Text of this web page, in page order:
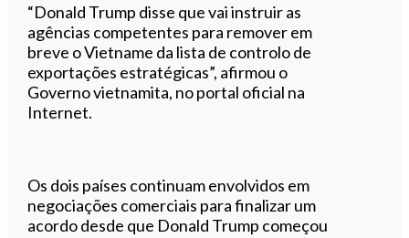
“Donald Trump disse que vai instruir as
agências competentes para remover em
breve o Vietname da lista de controlo de
exportações estratégicas”, afirmou o
Governo vietnamita, no portal oficial na
Internet.
Os dois países continuam envolvidos em
negociações comerciais para finalizar um
acordo desde que Donald Trump começou